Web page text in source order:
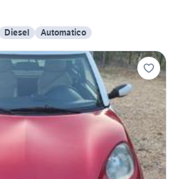
Diesel Automatico